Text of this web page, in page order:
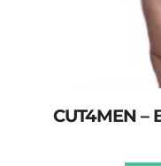
CUT4MEN –